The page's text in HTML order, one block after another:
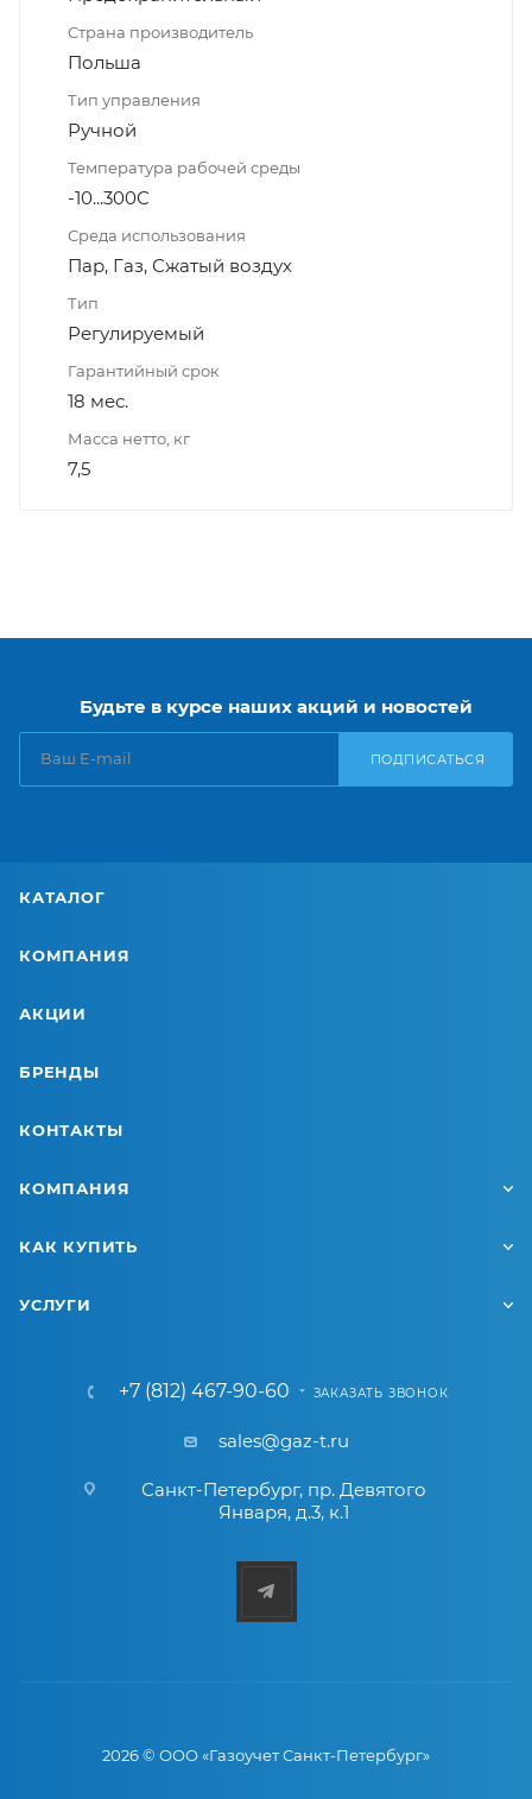
Страна производитель
Польша
Тип управления
Ручной
Температура рабочей среды
-10...300С
Среда использования
Пар, Газ, Сжатый воздух
Тип
Регулируемый
Гарантийный срок
18 мес.
Масса нетто, кг
7,5
Будьте в курсе наших акций и новостей
ПОДПИСАТЬСЯ
КАТАЛОГ
КОМПАНИЯ
АКЦИИ
БРЕНДЫ
КОНТАКТЫ
КОМПАНИЯ
КАК КУПИТЬ
УСЛУГИ
+7 (812) 467-90-60 ЗАКАЗАТЬ ЗВОНОК
sales@gaz-t.ru
Санкт-Петербург, пр. Девятого
Января, д.3, к.1
2026 © ООО «Газоучет Санкт-Петербург»